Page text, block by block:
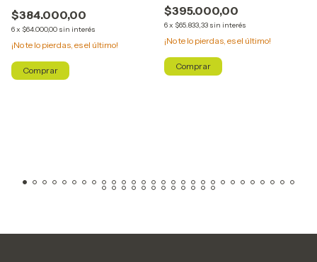
$384.000,00
6x $64.000,00 sin interés
¡No te lo pierdas, es el último!
Comprar
$395.000,00
6x $65.833,33 sin interés
¡No te lo pierdas, es el último!
Comprar